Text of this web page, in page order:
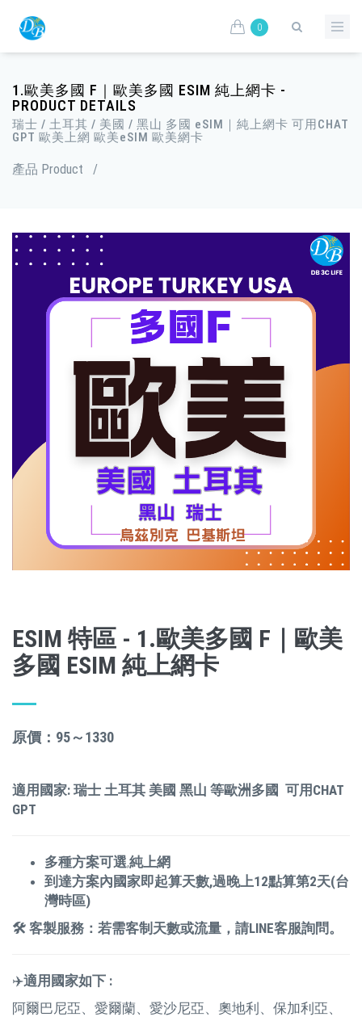
0
1.歐美多國 F｜歐美多國 ESIM 純上網卡 -
PRODUCT DETAILS
瑞士 / 土耳其 / 美國 / 黑山 多國 eSIM｜純上網卡 可用CHAT
GPT 歐美上網 歐美eSIM 歐美網卡
產品 Product /
ESIM 特區 - 1.歐美多國 F｜歐美
多國 ESIM 純上網卡
原價：95～1330
適用國家: 瑞士 土耳其 美國 黑山 等歐洲多國 可用CHAT
GPT
多種方案可選,純上網
到達方案內國家即起算天數,過晚上12點算第2天(台
灣時區)
🛠 客製服務：若需客制天數或流量，請LINE客服詢問。
✈️適用國家如下 :
阿爾巴尼亞、愛爾蘭、愛沙尼亞、奧地利、保加利亞、